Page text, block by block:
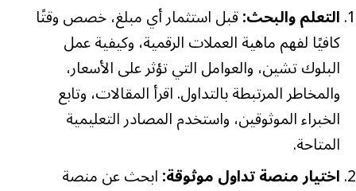
التعلم والبحث:قبل استثمار أي مبلغ، خصص وقتًا
كافيًا لفهم ماهية العملات الرقمية، وكيفية عمل
البلوك تشين، والعوامل التي تؤثر على الأسعار،
والمخاطر المرتبطة بالتداول. اقرأ المقالات، وتابع
الخبراء الموثوقين، واستخدم المصادر التعليمية
المتاحة.
اختيار منصة تداول موثوقة:ابحث عن منصة